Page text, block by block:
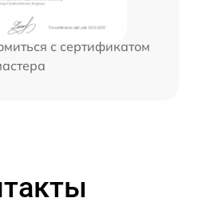
с сертификатом